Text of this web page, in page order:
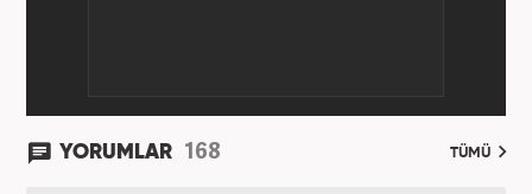
YORUMLAR 168 TÜMÜ